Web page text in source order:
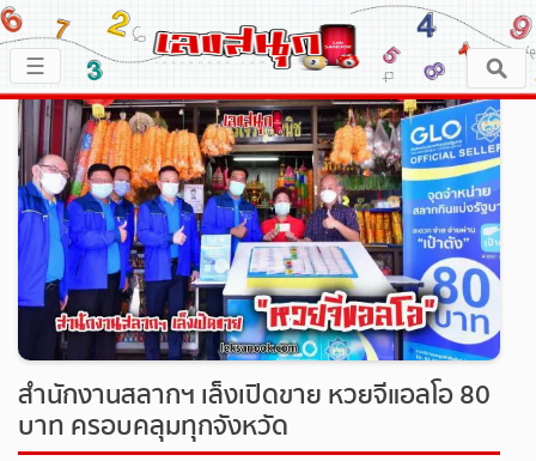
หน้าหลัก
เลขเด็ด
ตรวจเลขสนุก
เลขสนุกมงคล
เลขสนุกคนดัง
เลขสนุกความเชื่อ
×
☰
สำนักงานสลากฯ เล็งเปิดขาย หวยจีแอลโอ 80
บาท ครอบคลุมทุกจังหวัด
x ปิดโฆษณา